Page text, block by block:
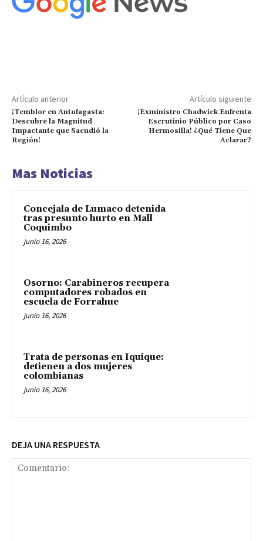
Artículo anterior
¡Temblor en Antofagasta:
Descubre la Magnitud
Impactante que Sacudió la
Región!
Artículo siguiente
¡Exministro Chadwick Enfrenta
Escrutinio Público por Caso
Hermosilla! ¿Qué Tiene Que
Aclarar?
Mas Noticias
Concejala de Lumaco detenida
tras presunto hurto en Mall
Coquimbo
junio 16, 2026
Osorno: Carabineros recupera
computadores robados en
escuela de Forrahue
junio 16, 2026
Trata de personas en Iquique:
detienen a dos mujeres
colombianas
junio 16, 2026
DEJA UNA RESPUESTA